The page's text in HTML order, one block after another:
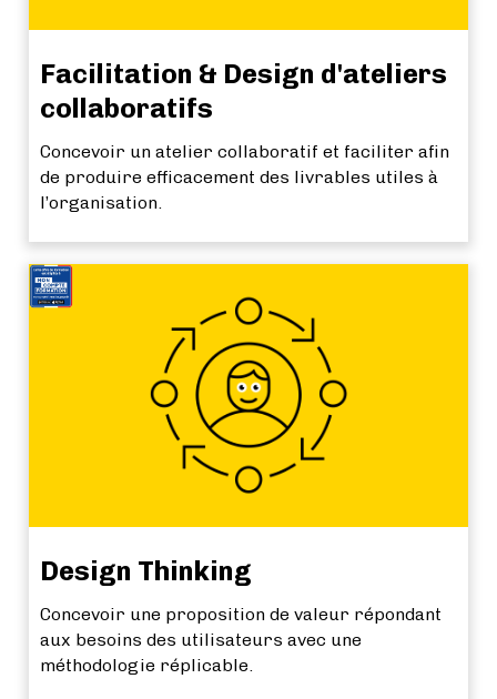
Facilitation & Design d'ateliers
collaboratifs
Concevoir un atelier collaboratif et faciliter afin
de produire efficacement des livrables utiles à
l’organisation.
Design Thinking
Concevoir une proposition de valeur répondant
aux besoins des utilisateurs avec une
méthodologie réplicable.